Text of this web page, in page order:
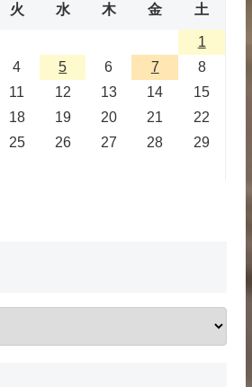
火 水 木 金 土
1
4 5 6 7
8
11 12 13 14
15
18 19 20 21
22
25 26 27 28
29